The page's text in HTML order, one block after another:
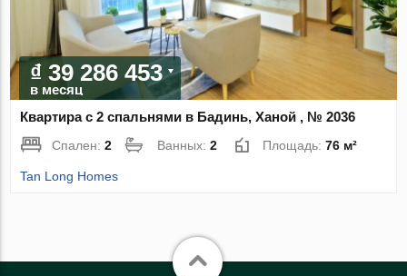
₫ 39 286 453
в месяц
Квартира с 2 спальнями в Бадинь, Ханой , № 2036
Спален:2 Ванных:2 Площадь:76 м²
Tan Long Homes